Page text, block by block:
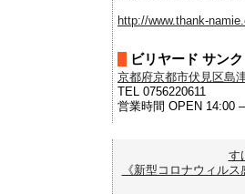
http://www.thank-
ビリヤード サンク
京都府京都市伏見区島
TEL 0756220611
営業時間 OPEN 14:00
す
《新型コロナウィル